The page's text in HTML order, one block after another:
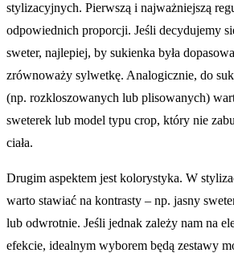
stylizacyjnych. Pierwszą i najważniejszą
odpowiednich proporcji. Jeśli decydujemy
sweter, najlepiej, by sukienka była
zrównoważy sylwetkę. Analogicznie, do
(np. rozkloszowanych lub plisowanych)
sweterek lub model typu crop, który nie
ciała.
Drugim aspektem jest kolorystyka. W
warto stawiać na kontrasty – np. jasny
lub odwrotnie. Jeśli jednak zależy nam na
efekcie, idealnym wyborem będą zestawy